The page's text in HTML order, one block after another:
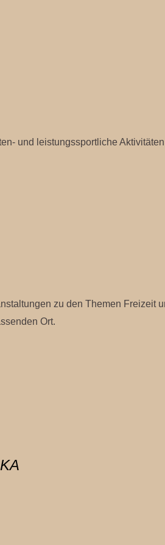
und leistungssportliche
zu den Themen Freizeit
Ort.